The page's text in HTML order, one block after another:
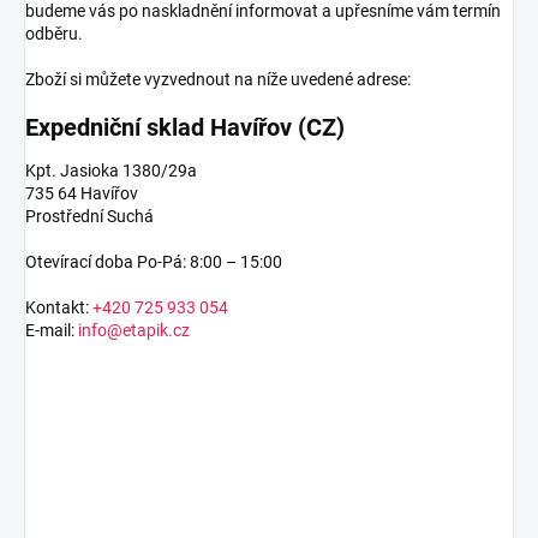
budeme vás po naskladnění informovat a upřesníme vám termín
odběru.
Zboží si můžete vyzvednout na níže uvedené adrese:
Expedniční sklad Havířov (CZ)
Kpt. Jasioka 1380/29a
735 64 Havířov
Prostřední Suchá
Otevírací doba Po-Pá: 8:00 – 15:00
Kontakt:+420 725 933 054
E-mail: info@etapik.cz